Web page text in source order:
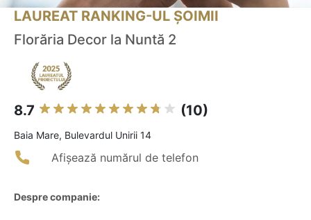
LAUREAT RANKING-UL ȘOIMII
Florăria Decor la Nuntă 2
8.7 (10)
Baia Mare, Bulevardul Unirii 14
Afișează numărul de telefon
Despre companie: